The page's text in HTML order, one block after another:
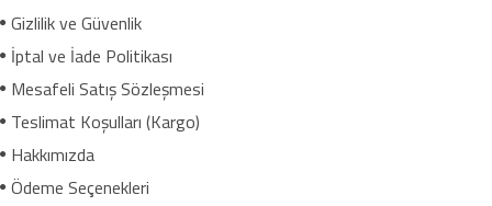
Gizlilik ve Güvenlik
İptal ve İade Politikası
Mesafeli Satış Sözleşmesi
Teslimat Koşulları (Kargo)
Hakkımızda
Ödeme Seçenekleri